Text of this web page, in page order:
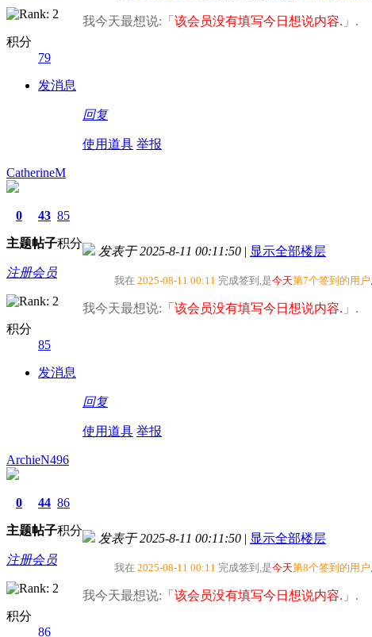
积分
79
发消息
我今天最想说:「 该会员没有填写今日想说内容. 」.
回复
使用道具 举报
CatherineM
0
主题
43
帖子
85
积分
注册会员
积分
85
发消息
发表于 2025-8-11 00:11:50 | 显示全部楼层
我在 2025-08-11 00:11 完成签到,是今天第7个签到的用户
我今天最想说:「 该会员没有填写今日想说内容. 」.
回复
使用道具 举报
ArchieN496
0
主题
44
帖子
86
积分
注册会员
积分
86
发表于 2025-8-11 00:11:50 | 显示全部楼层
我在 2025-08-11 00:11 完成签到,是今天第8个签到的用户
我今天最想说:「 该会员没有填写今日想说内容. 」.